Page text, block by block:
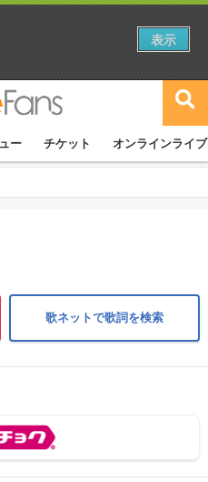
ー チケット オンラインライブ
歌ネットで歌詞を検索
表示